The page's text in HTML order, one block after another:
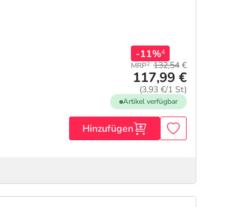
MRP2 132,54 €
117,99 €
(3,93 €/1 St)
-11%4
Artikel verfügbar
Hinzufügen